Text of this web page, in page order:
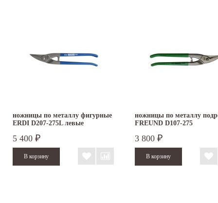
ножницы по металлу фигурные
ERDI D207-275L левые
5 400 ₽
ножницы по металлу
FREUND D107-275
3 800 ₽